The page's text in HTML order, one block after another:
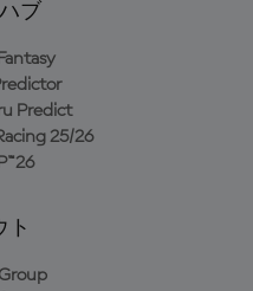
ブ
Predict
25/26
ト